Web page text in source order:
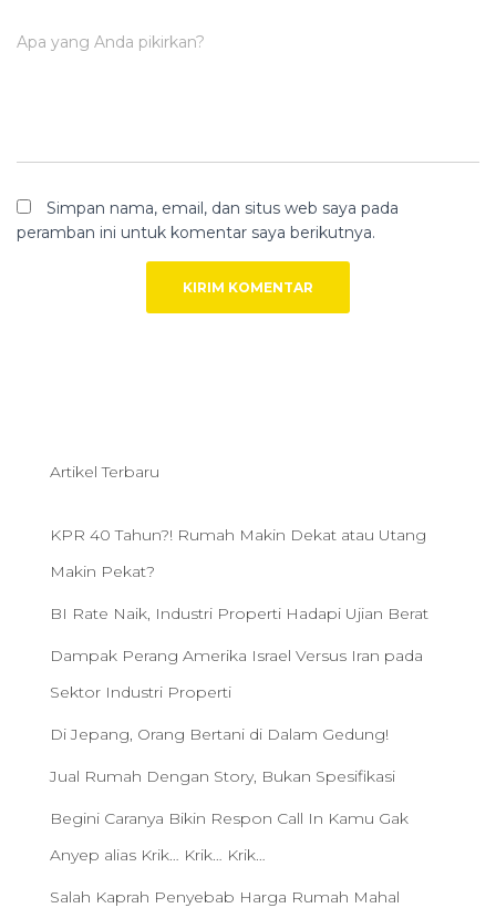
Apa yang Anda pikirkan?
Simpan nama, email, dan situs web saya pada
peramban ini untuk komentar saya berikutnya.
Artikel Terbaru
KPR 40 Tahun?! Rumah Makin Dekat atau Utang
Makin Pekat?
BI Rate Naik, Industri Properti Hadapi Ujian Berat
Dampak Perang Amerika Israel Versus Iran pada
Sektor Industri Properti
Di Jepang, Orang Bertani di Dalam Gedung!
Jual Rumah Dengan Story, Bukan Spesifikasi
Begini Caranya Bikin Respon Call In Kamu Gak
Anyep alias Krik… Krik… Krik…
Salah Kaprah Penyebab Harga Rumah Mahal